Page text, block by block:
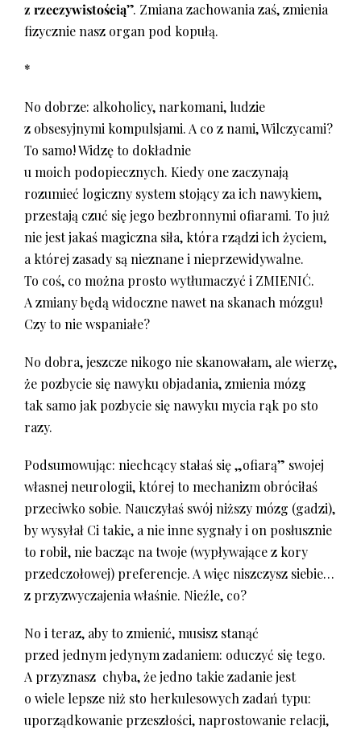
z rzeczywistością”. Zmiana zachowania zaś, zmienia
fizycznie nasz organ pod kopułą.
*
No dobrze: alkoholicy, narkomani, ludzie
z obsesyjnymi kompulsjami. A co z nami, Wilczycami?
To samo! Widzę to dokładnie
u moich podopiecznych. Kiedy one zaczynają
rozumieć logiczny system stojący za ich nawykiem,
przestają czuć się jego bezbronnymi ofiarami. To już
nie jest jakaś magiczna siła, która rządzi ich życiem,
a której zasady są nieznane i nieprzewidywalne.
To coś, co można prosto wytłumaczyć i ZMIENIĆ.
A zmiany będą widoczne nawet na skanach mózgu!
Czy to nie wspaniałe?
No dobra, jeszcze nikogo nie skanowałam, ale wierzę,
że pozbycie się nawyku objadania, zmienia mózg
tak samo jak pozbycie się nawyku mycia rąk po sto
razy.
Podsumowując: niechcący stałaś się „ofiarą” swojej
własnej neurologii, której to mechanizm obróciłaś
przeciwko sobie. Nauczyłaś swój niższy mózg (gadzi),
by wysyłał Ci takie, a nie inne sygnały i on posłusznie
to robił, nie bacząc na twoje (wypływające z kory
przedczołowej) preferencje. A więc niszczysz siebie…
z przyzwyczajenia właśnie. Nieźle, co?
No i teraz, aby to zmienić, musisz stanąć
przed jednym jedynym zadaniem: oduczyć się tego.
A przyznasz chyba, że jedno takie zadanie jest
o wiele lepsze niż sto herkulesowych zadań typu:
uporządkowanie przeszłości, naprostowanie relacji,